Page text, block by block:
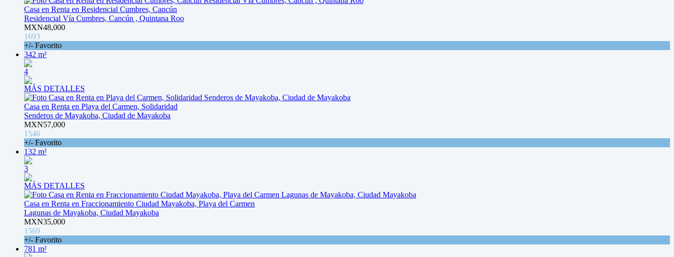
Casa en Renta en Residencial Cumbres, Cancún
Residencial Vía Cumbres, Cancún , Quintana Roo
MXN48,000
1693
+/- Favorito
342 m²
4
MÁS DETALLES
Casa en Renta en Playa del Carmen, Solidaridad
Senderos de Mayakoba, Ciudad de Mayakoba
MXN57,000
1546
+/- Favorito
132 m²
3
MÁS DETALLES
Casa en Renta en Fraccionamiento Ciudad Mayakoba, Playa del Carmen
Lagunas de Mayakoba, Ciudad Mayakoba
MXN35,000
1569
+/- Favorito
781 m²